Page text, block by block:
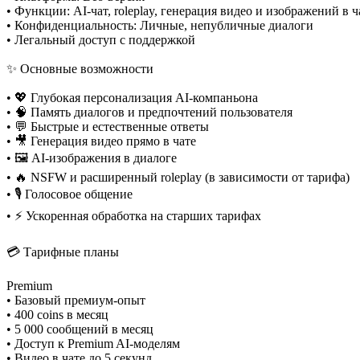
• Функции: AI-чат, roleplay, генерация видео и изображений в
• Конфиденциальность: Личные, непубличные диалоги
• Легальный доступ с поддержкой
✨ Основные возможности
• 💖 Глубокая персонализация AI-компаньона
• 🧠 Память диалогов и предпочтений пользователя
• 💬 Быстрые и естественные ответы
• 🎥 Генерация видео прямо в чате
• 🖼️ AI-изображения в диалоге
• 🔥 NSFW и расширенный roleplay (в зависимости от тарифа)
• 🎙️ Голосовое общение
• ⚡ Ускоренная обработка на старших тарифах
💳 Тарифные планы
Premium
• Базовый премиум-опыт
• 400 coins в месяц
• 5 000 сообщений в месяц
• Доступ к Premium AI-моделям